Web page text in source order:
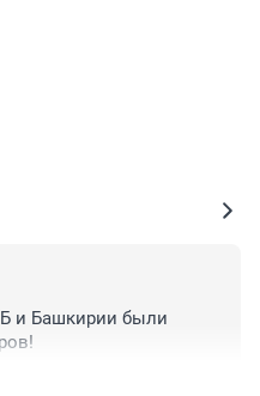
и Башкирии были